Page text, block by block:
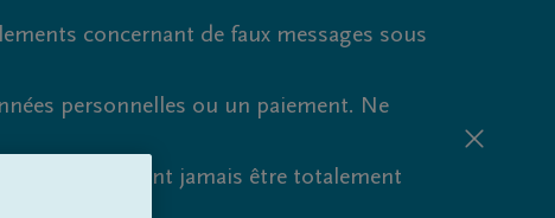
concernant de faux messages sous
personnelles ou un paiement. Ne
ne peuvent jamais être totalement